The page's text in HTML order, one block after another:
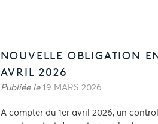
NOUVELLE OBLIGATION
AVRIL 2026
Publiée le19 MARS 2026
A compter du 1er avril 2026, un